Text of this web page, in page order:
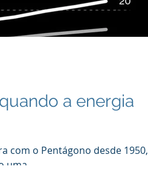
a energia
com o Pentágono desde 1950,